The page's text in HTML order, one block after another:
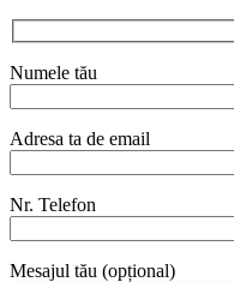
Numele tău
Adresa ta de email
Nr. Telefon
Mesajul tău (opțional)